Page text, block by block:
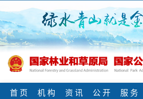
首 页 机 构 资 讯 公 开 服 务